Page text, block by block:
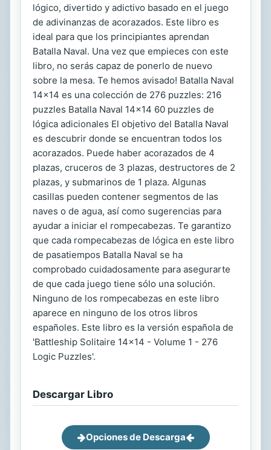
lógico, divertido y adictivo basado en el juego
de adivinanzas de acorazados. Este libro es
ideal para que los principiantes aprendan
Batalla Naval. Una vez que empieces con este
libro, no serás capaz de ponerlo de nuevo
sobre la mesa. Te hemos avisado! Batalla Naval
14x14 es una colección de 276 puzzles: 216
puzzles Batalla Naval 14x14 60 puzzles de
lógica adicionales El objetivo del Batalla Naval
es descubrir donde se encuentran todos los
acorazados. Puede haber acorazados de 4
plazas, cruceros de 3 plazas, destructores de 2
plazas, y submarinos de 1 plaza. Algunas
casillas pueden contener segmentos de las
naves o de agua, así como sugerencias para
ayudar a iniciar el rompecabezas. Te garantizo
que cada rompecabezas de lógica en este libro
de pasatiempos Batalla Naval se ha
comprobado cuidadosamente para asegurarte
de que cada juego tiene sólo una solución.
Ninguno de los rompecabezas en este libro
aparece en ninguno de los otros libros
españoles. Este libro es la versión española de
'Battleship Solitaire 14x14 - Volume 1 - 276
Logic Puzzles'.
Descargar Libro
Opciones de Descarga